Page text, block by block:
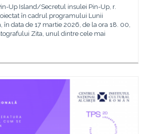
Up Island/Secretul insulei Pin-Up, r.
în cadrul programului Lunii
în data de 17 martie 2026, de la ora 18. 00,
Zita, unul dintre cele mai